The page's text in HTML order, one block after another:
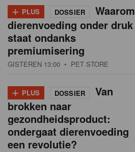
+ PLUS DOSSIER
Waarom
dierenvoeding onder druk
staat ondanks
premiumisering
GISTEREN 13:00 • PET STORE
+ PLUS DOSSIER
Van
brokken naar
gezondheidsproduct:
ondergaat dierenvoeding
een revolutie?